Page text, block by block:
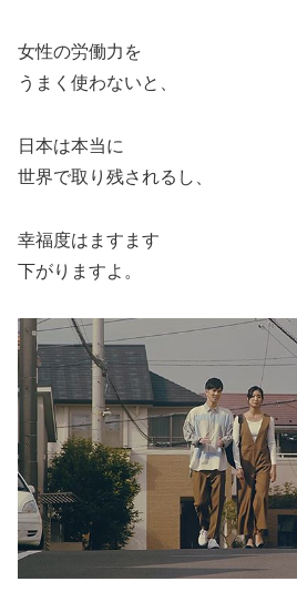
女性の労働力を
うまく使わないと、
日本は本当に
世界で取り残されるし、
幸福度はますます
下がりますよ。